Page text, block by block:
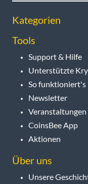
Kategorien
Tools
Support & Hilfe
Unterstützte
So funktioniert's
Newsletter
Veranstaltungen
CoinsBee App
Aktionen
Über uns
Unsere